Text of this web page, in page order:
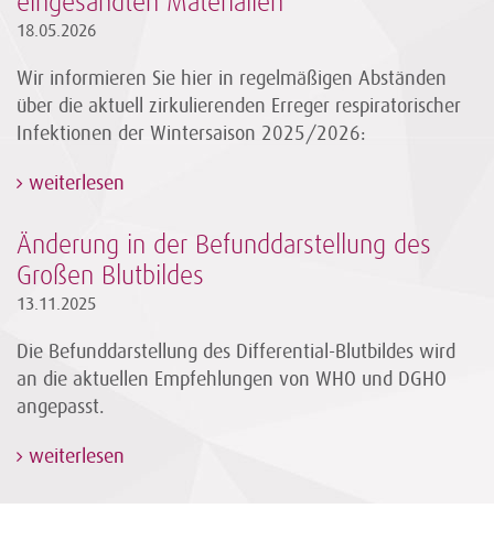
18.05.2026
Wir informieren Sie hier in regelmäßigen Abständen
über die aktuell zirkulierenden Erreger respiratorischer
Infektionen der Wintersaison 2025/2026:
weiterlesen
Änderung in der Befunddarstellung des
Großen Blutbildes
13.11.2025
Die Befunddarstellung des Differential-Blutbildes wird
an die aktuellen Empfehlungen von WHO und DGHO
angepasst.
weiterlesen